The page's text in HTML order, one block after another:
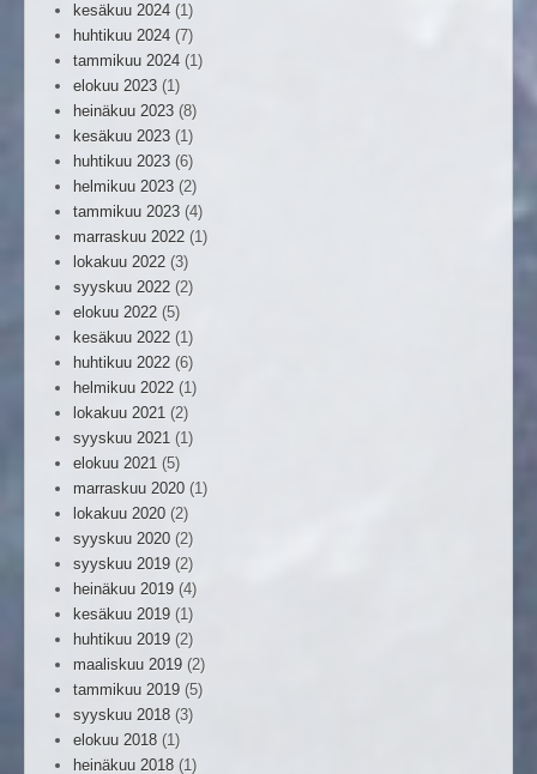
kesäkuu 2024 (1)
huhtikuu 2024 (7)
tammikuu 2024 (1)
elokuu 2023 (1)
heinäkuu 2023 (8)
kesäkuu 2023 (1)
huhtikuu 2023 (6)
helmikuu 2023 (2)
tammikuu 2023 (4)
marraskuu 2022 (1)
lokakuu 2022 (3)
syyskuu 2022 (2)
elokuu 2022 (5)
kesäkuu 2022 (1)
huhtikuu 2022 (6)
helmikuu 2022 (1)
lokakuu 2021 (2)
syyskuu 2021 (1)
elokuu 2021 (5)
marraskuu 2020 (1)
lokakuu 2020 (2)
syyskuu 2020 (2)
syyskuu 2019 (2)
heinäkuu 2019 (4)
kesäkuu 2019 (1)
huhtikuu 2019 (2)
maaliskuu 2019 (2)
tammikuu 2019 (5)
syyskuu 2018 (3)
elokuu 2018 (1)
heinäkuu 2018 (1)